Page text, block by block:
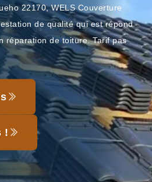
22170, WELS Couverture
de qualité qui est répond
réparation de toiture. Tarif pas
!